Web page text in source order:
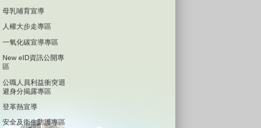
母乳哺育宣導
人權大步走專區
一氧化碳宣導專區
New eID資訊公開專
區
公職人員利益衝突迴
避身分揭露專區
登革熱宣導
安全及衛生防護專區